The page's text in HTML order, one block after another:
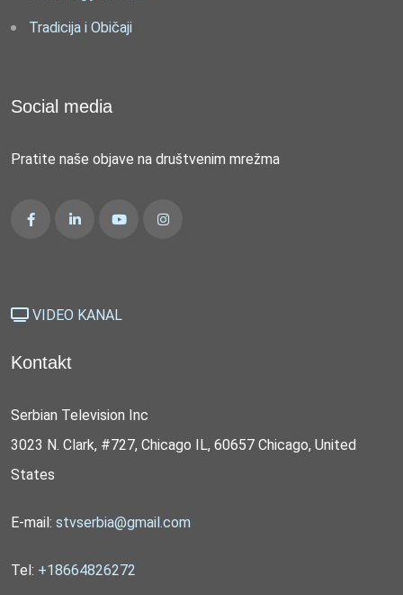
Tradicija i Običaji
Social media
Pratite naše objave na društvenim mrežma
VIDEO KANAL
Kontakt
Serbian Television Inc
3023 N. Clark, #727, Chicago IL, 60657 Chicago, United
States
E-mail: stvserbia@gmail.com
Tel: +18664826272